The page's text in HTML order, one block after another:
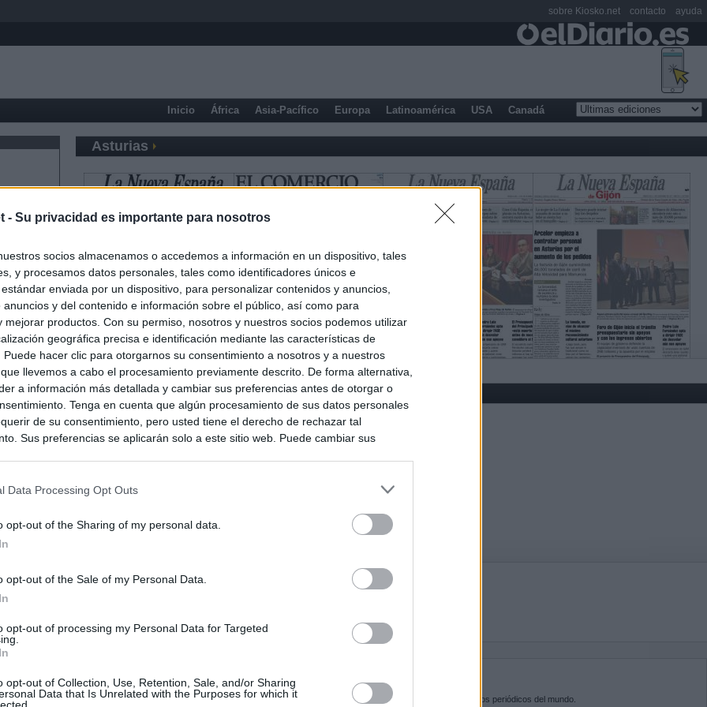
- Su privacidad es importante para nosotros
socios almacenamos o accedemos a información en un dispositivo, tales
y procesamos datos personales, tales como identificadores únicos e
enviada por un dispositivo, para personalizar contenidos y anuncios,
anuncios y del contenido e información sobre el público, así como para
mejorar productos. Con su permiso, nosotros y nuestros socios podemos utilizar
geográfica precisa e identificación mediante las características de
Puede hacer clic para otorgarnos su consentimiento a nosotros y a nuestros
llevemos a cabo el procesamiento previamente descrito. De forma alternativa,
a información más detallada y cambiar sus preferencias antes de otorgar o
Tenga en cuenta que algún procesamiento de sus datos personales
de su consentimiento, pero usted tiene el derecho de rechazar tal
Sus preferencias se aplicarán solo a este sitio web. Puede cambiar sus
Data Processing Opt Outs
opt-out of the Sharing of my personal data.
opt-out of the Sale of my Personal Data.
opt-out of processing my Personal Data for Targeted
opt-out of Collection, Use, Retention, Sale, and/or Sharing
Data that Is Unrelated with the Purposes for which it
Inicio África Asia-Pacífico Europa Latinoamérica USA Canadá
Asturias
Ayuso señaló por la compra del ático: "Lo que no se dice es Kiosko.net es la puerta de entrada a los periódicos del mundo.
sobre Kiosko.net contacto ayuda